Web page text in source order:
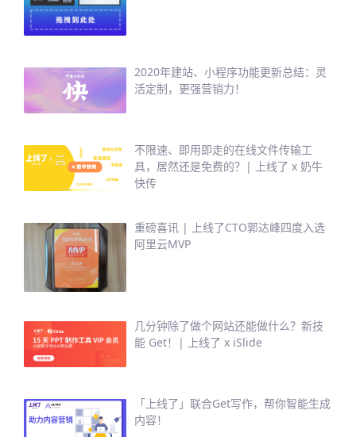
2020年建站、小程序功能更新总结：灵
活定制，更强营销力！
不限速、即用即走的在线文件传输工
具，居然还是免费的？| 上线了 x 奶牛
快传
重磅喜讯 | 上线了CTO郭达峰四度入选
阿里云MVP
几分钟除了做个网站还能做什么？新技
能 Get！| 上线了 x iSlide
「上线了」联合Get写作，帮你智能生成
内容！